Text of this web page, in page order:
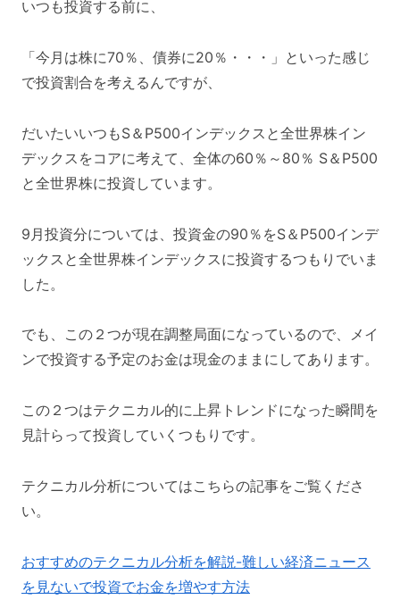
いつも投資する前に、
「今月は株に70％、債券に20％・・・」といった感じ
で投資割合を考えるんですが、
だいたいいつもS＆P500インデックスと全世界株イン
デックスをコアに考えて、全体の60％～80％ S＆P500
と全世界株に投資しています。
9月投資分については、投資金の90％をS＆P500インデ
ックスと全世界株インデックスに投資するつもりでいま
した。
でも、この２つが現在調整局面になっているので、メイ
ンで投資する予定のお金は現金のままにしてあります。
この２つはテクニカル的に上昇トレンドになった瞬間を
見計らって投資していくつもりです。
テクニカル分析についてはこちらの記事をご覧くださ
い。
おすすめのテクニカル分析を解説-難しい経済ニュース
を見ないで投資でお金を増やす方法